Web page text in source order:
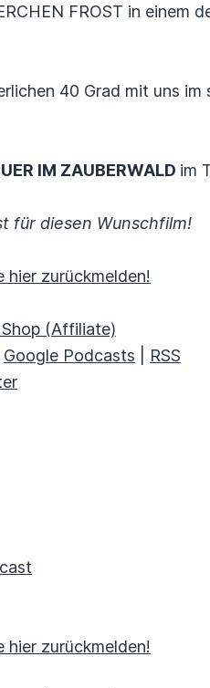
FROST in einem
40 Grad mit uns im
IM ZAUBERWALD im
für diesen Wunschfilm!
hier zurückmelden!
(Affiliate)
Google Podcasts
RSS
hier zurückmelden!